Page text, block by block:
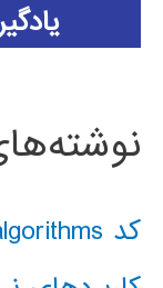
کد classical AI search algorithms